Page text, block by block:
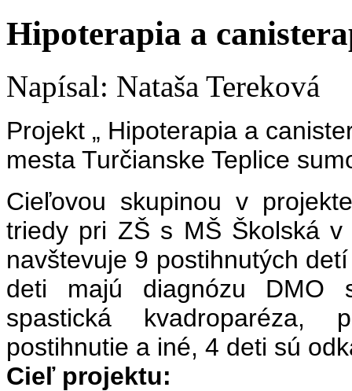
Hipoterapia a
Napísal: Nataša Tereková
Projekt „ Hipoterapia a
mesta Turčianske Teplice
Cieľovou skupinou v
triedy pri ZŠ s MŠ Školská v
navštevuje 9 postihnutých
deti majú diagnózu DMO
spastická kvadroparéza,
postihnutie a iné, 4 deti sú
Cieľ projektu: